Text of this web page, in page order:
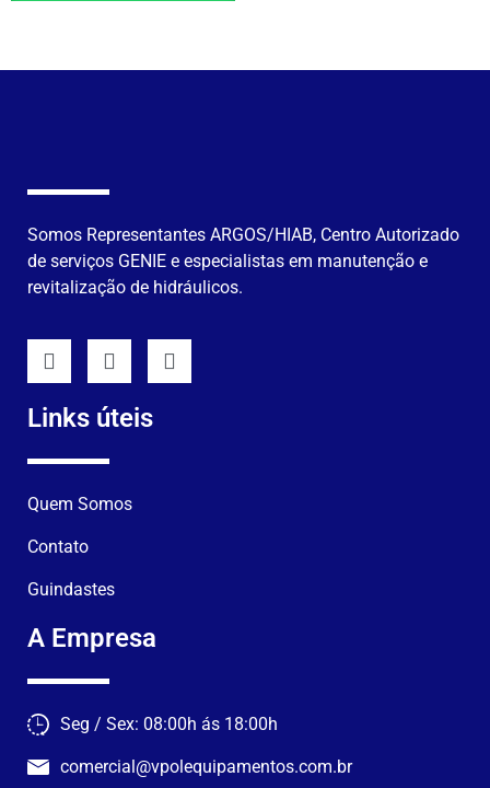
Somos Representantes ARGOS/HIAB, Centro Autorizado
de serviços GENIE e especialistas em manutenção e
revitalização de hidráulicos.
Links úteis
Quem Somos
Contato
Guindastes
A Empresa
Seg / Sex: 08:00h ás 18:00h
comercial@vpolequipamentos.com.br